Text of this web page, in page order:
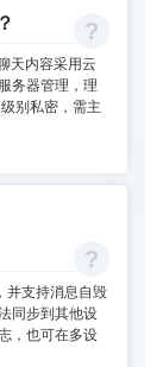
天内容采用云
务器管理，理
别私密，需主
并支持消息自毁
同步到其他设
，也可在多设